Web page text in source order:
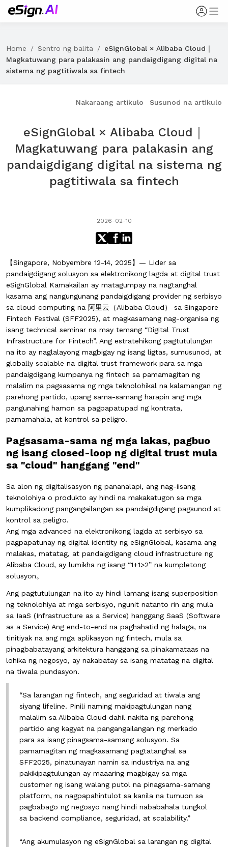
Home / Sentro ng balita / eSignGlobal × Alibaba Cloud｜
Magkatuwang para palakasin ang pandaigdigang digital na
sistema ng pagtitiwala sa fintech
Nakaraang artikulo Susunod na artikulo
eSignGlobal × Alibaba Cloud｜
Magkatuwang para palakasin ang
pandaigdigang digital na sistema ng
pagtitiwala sa fintech
2026-02-10
【Singapore, Nobyembre 12-14, 2025】 — Lider sa
pandaigdigang solusyon sa elektronikong lagda at digital trust
eSignGlobal Kamakailan ay matagumpay na nagtanghal
kasama ang nangungunang pandaigdigang provider ng serbisyo
sa cloud computing na 阿里云（Alibaba Cloud）
sa Singapore
Fintech Festival (SFF2025), at magkasamang nag-organisa ng
isang technical seminar na may temang “Digital Trust
Infrastructure for Fintech”. Ang estratehikong pagtutulungan
na ito ay naglalayong magbigay ng isang ligtas, sumusunod, at
globally scalable na digital trust framework para sa mga
pandaigdigang kumpanya ng fintech sa pamamagitan ng
malalim na pagsasama ng mga teknolohikal na kalamangan ng
parehong partido, upang sama-samang harapin ang mga
pangunahing hamon sa pagpapatupad ng kontrata,
pamamahala, at kontrol sa peligro.
Pagsasama-sama ng mga lakas, pagbuo
ng isang closed-loop ng digital trust mula
sa "cloud" hanggang "end"
Sa alon ng digitalisasyon ng pananalapi, ang nag-iisang
teknolohiya o produkto ay hindi na makakatugon sa mga
kumplikadong pangangailangan sa pandaigdigang pagsunod at
kontrol sa peligro.
Ang mga advanced na elektronikong lagda at serbisyo sa
pagpapatunay ng digital identity ng eSignGlobal, kasama ang
malakas, matatag, at pandaigdigang cloud infrastructure ng
Alibaba Cloud, ay lumikha ng isang “1+1>2” na kumpletong
solusyon。
Ang pagtutulungan na ito ay hindi lamang isang superposition
ng teknolohiya at mga serbisyo, ngunit natanto rin ang mula
sa IaaS (Infrastructure as a Service) hanggang SaaS (Software
as a Service) Ang end-to-end na paghahatid ng halaga, na
tinitiyak na ang mga aplikasyon ng fintech, mula sa
pinagbabatayang arkitektura hanggang sa pinakamataas na
lohika ng negosyo, ay nakabatay sa isang matatag na digital
na tiwala pundasyon.
“Sa larangan ng fintech, ang seguridad at tiwala ang
siyang lifeline. Pinili naming makipagtulungan nang
malalim sa Alibaba Cloud dahil nakita ng parehong
partido ang kagyat na pangangailangan ng merkado
para sa isang pinagsama-samang solusyon. Sa
pamamagitan ng magkasamang pagtatanghal sa
SFF2025, pinatunayan namin sa industriya na ang
pakikipagtulungan ay maaaring magbigay sa mga
customer ng isang walang putol na pinagsama-samang
platform, na nagpapahintulot sa kanila na tumuon sa
pagbabago ng negosyo nang hindi nababahala tungkol
sa backend compliance, seguridad, at scalability.”
“Ang akumulasyon ng eSignGlobal sa larangan ng digital